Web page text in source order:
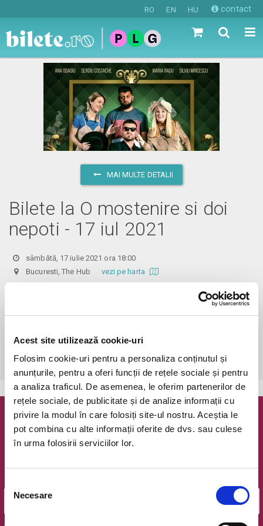
Acest site utilizează cookie-uri
Folosim cookie-uri pentru a personaliza conținutul și
anunțurile, pentru a oferi funcții de rețele sociale și pentru
a analiza traficul. De asemenea, le oferim partenerilor de
rețele sociale, de publicitate și de analize informații cu
privire la modul în care folosiți site-ul nostru. Aceștia le
pot combina cu alte informații oferite de dvs. sau culese
în urma folosirii serviciilor lor.
consimțământului
Necesare
RO EN HU contact
MAI MULTE DETALII
Bilete la O mostenire si doi
nepoti - 17 iul 2021
sâmbătă, 17 iulie 2021 ora 18:00
Bucuresti, The Hub vezi pe harta
Accesul se poate face cu maximum o oră - cu minimum 15 minute
mai devreme. Biletele online necesită și rezervare nominală de locuri (la
alte persoane.
Newsletter @ Bilete.ro